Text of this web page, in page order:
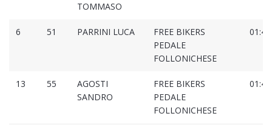
TOMMASO
6 51 PARRINI LUCA
FREE BIKERS
PEDALE
FOLLONICHESE
13 55
AGOSTI
SANDRO
FREE BIKERS
PEDALE
FOLLONICHESE